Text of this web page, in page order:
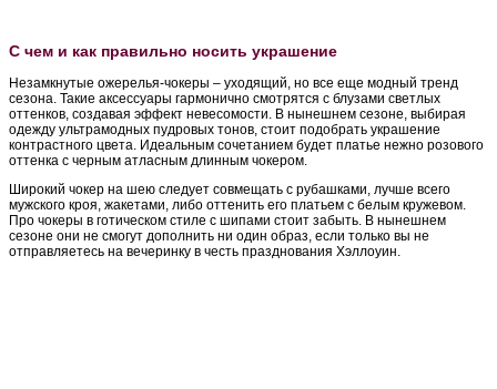
С чем и как правильно носить украшение
Незамкнутые ожерелья-чокеры – уходящий, но все еще модный тренд
сезона. Такие аксессуары гармонично смотрятся с блузами светлых
оттенков, создавая эффект невесомости. В нынешнем сезоне, выбирая
одежду ультрамодных пудровых тонов, стоит подобрать украшение
контрастного цвета. Идеальным сочетанием будет платье нежно розового
оттенка с черным атласным длинным чокером.
Широкий чокер на шею следует совмещать с рубашками, лучше всего
мужского кроя, жакетами, либо оттенить его платьем с белым кружевом.
Про чокеры в готическом стиле с шипами стоит забыть. В нынешнем
сезоне они не смогут дополнить ни один образ, если только вы не
отправляетесь на вечеринку в честь празднования Хэллоуин.